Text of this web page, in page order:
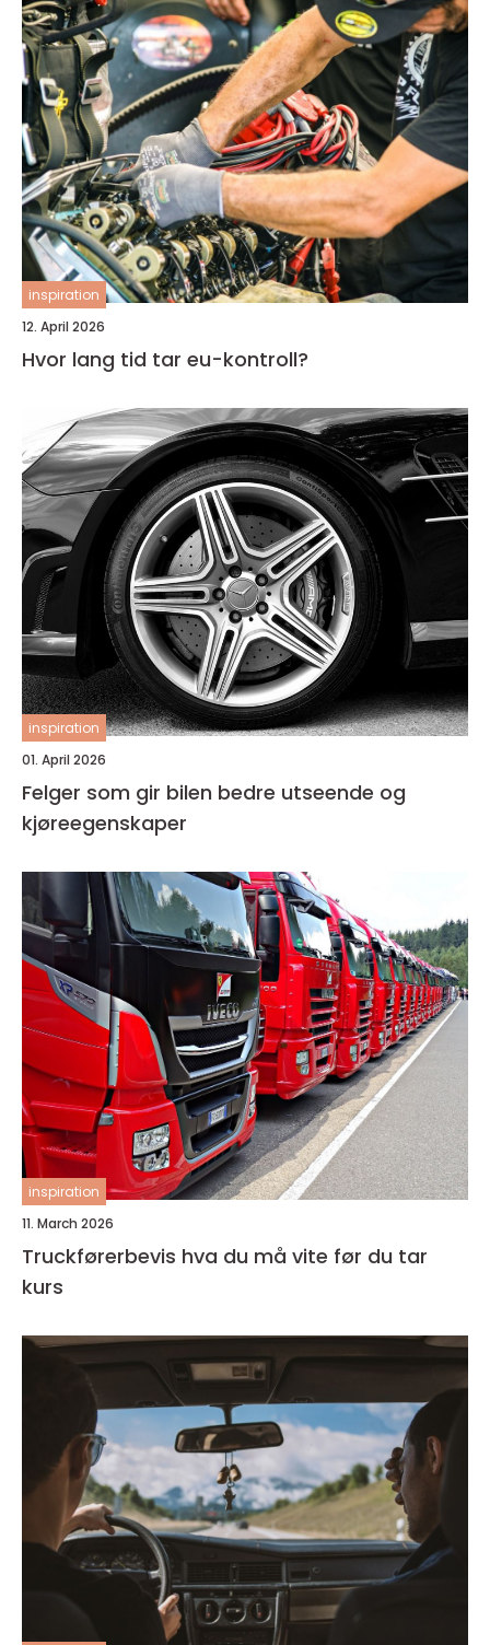
inspiration
12. April 2026
Hvor lang tid tar eu-kontroll?
inspiration
01. April 2026
Felger som gir bilen bedre utseende og
kjøreegenskaper
inspiration
11. March 2026
Truckførerbevis hva du må vite før du tar
kurs